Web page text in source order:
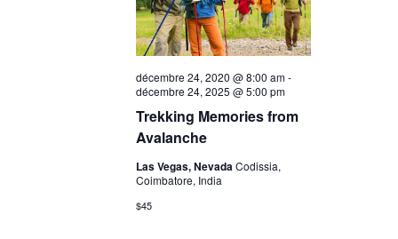
Trekking Memories from
Avalanche
décembre 24, 2020 @ 8:00 am-
décembre 24, 2025 @ 5:00 pm
Las Vegas, NevadaCodissia,
Coimbatore, India
$45